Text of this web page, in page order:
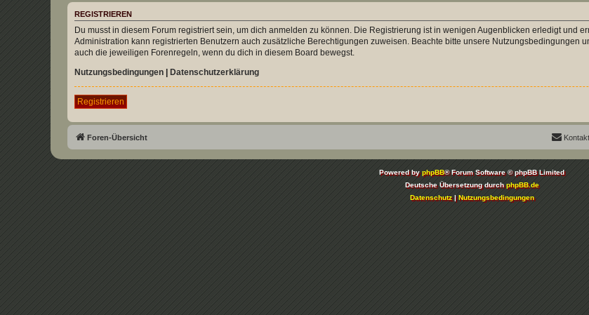
REGISTRIEREN
Du musst in diesem Forum registriert sein, um dich anmelden zu können. Die Registrierung ist in wenigen Augenblicken erledigt und
Administration kann registrierten Benutzern auch zusätzliche Berechtigungen zuweisen. Beachte bitte unsere Nutzungsbedingungen
auch die jeweiligen Forenregeln, wenn du dich in diesem Board bewegst.
Nutzungsbedingungen
Datenschutzerklärung
Registrieren
Foren-Übersicht Kontakt
Powered byphpBB® Forum Software © phpBB Limited
Deutsche Übersetzung durchphpBB.de
Datenschutz|Nutzungsbedingungen